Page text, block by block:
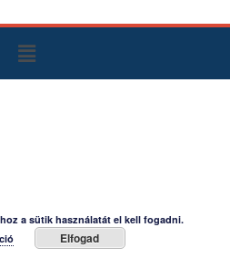
a sütik használatát el kell fogadni.
Elfogad